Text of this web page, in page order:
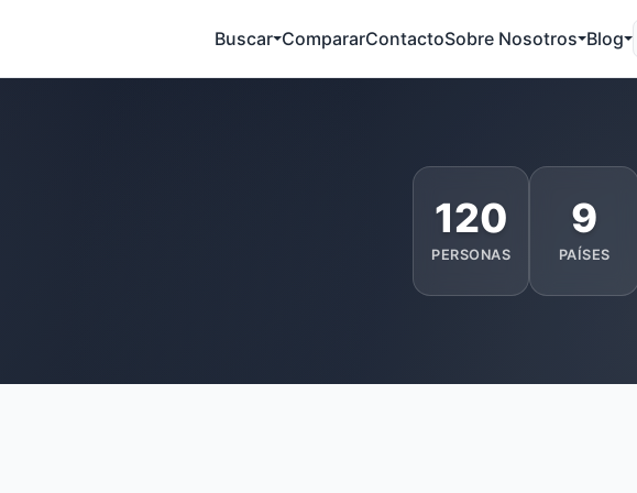
Buscar CompararContactoSobre Nosotros Blog
120
PERSONAS
9
PAÍSES